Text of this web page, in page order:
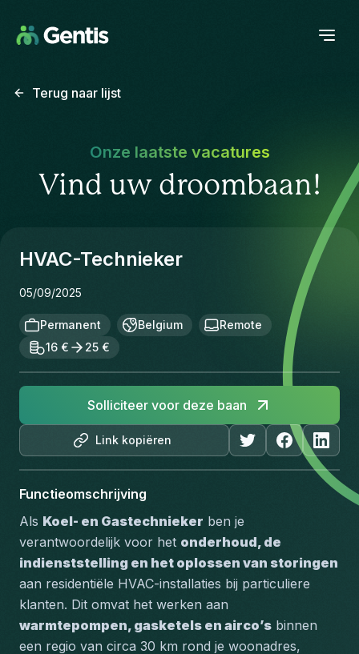
Terug naar lijst
Onze laatste vacatures
Vind uw droombaan!
HVAC-Technieker
05/09/2025
Permanent Belgium
Remote
16 €
25 €
Link kopiëren
Solliciteer voor deze baan
Functieomschrijving
Als Koel- en Gastechnieker ben je
verantwoordelijk voor het onderhoud, de
indienststelling en het oplossen van storingen
aan residentiële HVAC-installaties bij particuliere
warmtepompen, gasketels en airco’s binnen
een regio van circa 30 km rond je woonadres,